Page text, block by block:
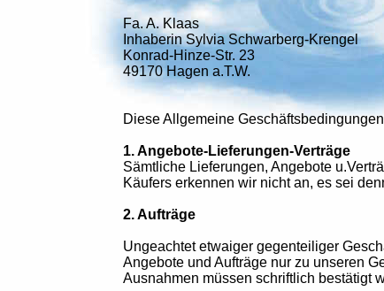
Fa. A. Klaas
Inhaberin Sylvia Schwarberg-Krengel
Konrad-Hinze-Str. 23
49170 Hagen a.T.W.
Diese Allgemeine
1. Angebote-Lieferungen-Verträge
Sämtliche Lieferungen, Angebote
Käufers erkennen wir nicht an, es sei
2. Aufträge
Ungeachtet etwaiger gegenteiliger
Angebote und Aufträge nur zu unseren
Ausnahmen müssen schriftlich bestätigt